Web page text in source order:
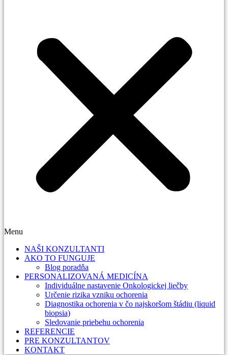
Menu
NAŠI KONZULTANTI
AKO TO FUNGUJE
Blog poradňa
PERSONALIZOVANÁ MEDICÍNA
Individuálne nastavenie Onkologickej liečby
Určenie rizika vzniku ochorenia
Diagnostika ochorenia v čo najskoršom štádiu (liquid
biopsia)
Sledovanie priebehu ochorenia
REFERENCIE
PRE KONZULTANTOV
KONTAKT